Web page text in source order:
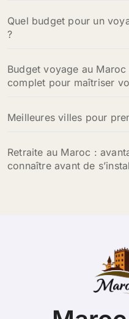
:Quel budget pour un
?
Budget voyage au
complet pour maîtriser
Meilleures villes pour
Retraite au Maroc :
connaître avant de